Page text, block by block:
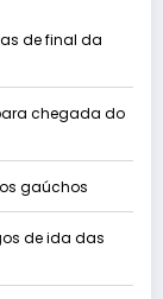
de final da
chegada do
gaúchos
de ida das